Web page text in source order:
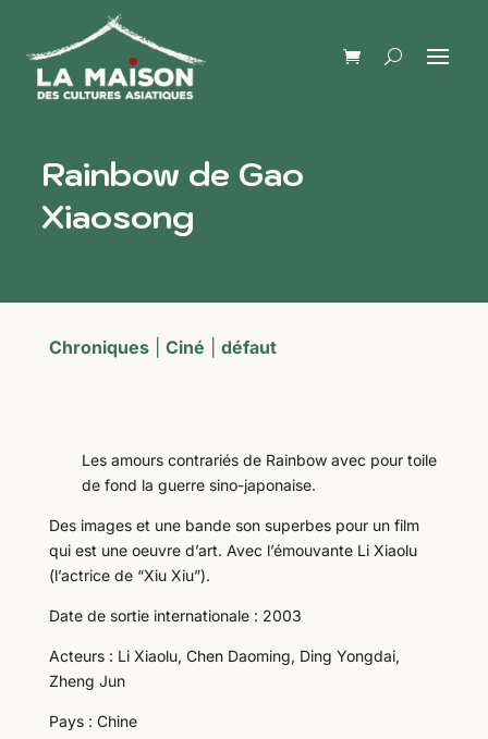
Rainbow de Gao
Xiaosong
Chroniques| Ciné défaut
Les amours contrariés de Rainbow avec pour toile
de fond la guerre sino-japonaise.
Des images et une bande son superbes pour un film
qui est une oeuvre d’art. Avec l’émouvante Li Xiaolu
(l’actrice de “Xiu Xiu”).
Date de sortie internationale : 2003
Acteurs : Li Xiaolu, Chen Daoming, Ding Yongdai,
Zheng Jun
Pays : Chine